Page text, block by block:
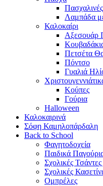
Λαμπάδα
Καλοκαίρι
Αξεσουάρ
Πετσέτα
Πόντσο
Γυαλιά
Κούπες
Γούρια
Halloween
Καλοκαιρινά
Σόφη Καμηλοπάρδαλη
Back to School
Φαγητοδοχεία
Παιδικά
Σχολικές
Σχολικές
Ομπρέλες